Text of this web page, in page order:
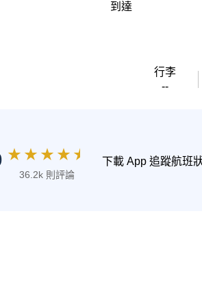
到達
行李
--
★ ★ ★ ★ ★
36.2k 則評論
下載 App 追蹤航班